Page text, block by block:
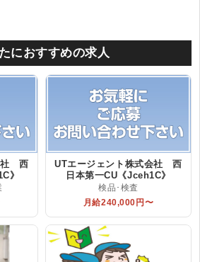
におすすめの求人
社 西
》
UTエージェント株式会社 西
日本第一CU《Jceh1C》
検品･検査
月給240,000円〜